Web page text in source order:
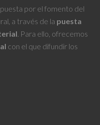
por el fomento del
a través de la puesta
. Para ello, ofrecemos
con el que difundir los